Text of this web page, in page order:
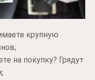
крупную
на покупку? Грядут